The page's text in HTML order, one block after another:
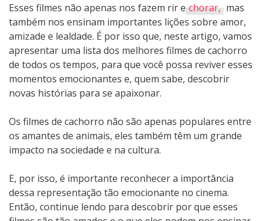
Esses filmes não apenas nos fazem rir e chorar, mas
também nos ensinam importantes lições sobre amor,
amizade e lealdade. É por isso que, neste artigo, vamos
apresentar uma lista dos melhores filmes de cachorro
de todos os tempos, para que você possa reviver esses
momentos emocionantes e, quem sabe, descobrir
novas histórias para se apaixonar.
Os filmes de cachorro não são apenas populares entre
os amantes de animais, eles também têm um grande
impacto na sociedade e na cultura.
E, por isso, é importante reconhecer a importância
dessa representação tão emocionante no cinema.
Então, continue lendo para descobrir por que esses